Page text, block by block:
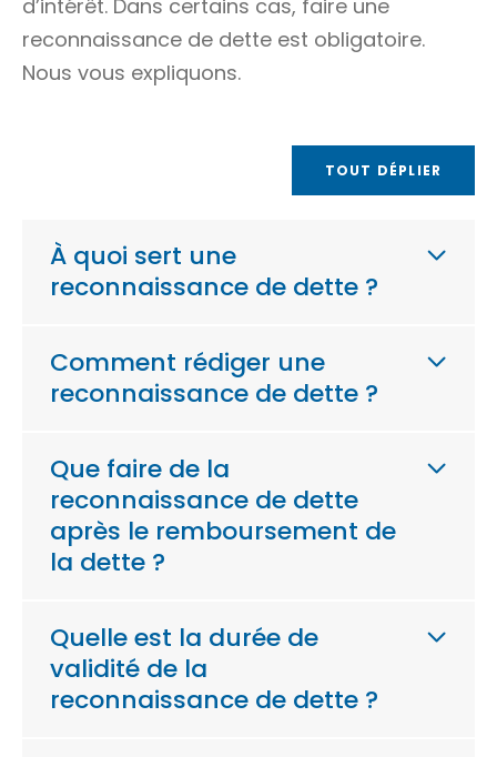
d’intérêt. Dans certains cas, faire une
reconnaissance de dette est obligatoire.
Nous vous expliquons.
TOUT DÉPLIER
À quoi sert une
reconnaissance de dette ?
Comment rédiger une
reconnaissance de dette ?
Que faire de la
reconnaissance de dette
après le remboursement de
la dette ?
Quelle est la durée de
validité de la
reconnaissance de dette ?